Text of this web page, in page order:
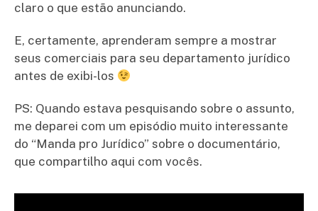
claro o que estão anunciando.
E, certamente, aprenderam sempre a mostrar
seus comerciais para seu departamento jurídico
antes de exibi-los
PS: Quando estava pesquisando sobre o assunto,
me deparei com um episódio muito interessante
do “Manda pro Jurídico” sobre o documentário,
que compartilho aqui com vocês.